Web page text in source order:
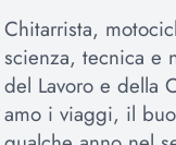
Chitarrista,
scienza, tecnica e
del Lavoro e della
amo i viaggi, il